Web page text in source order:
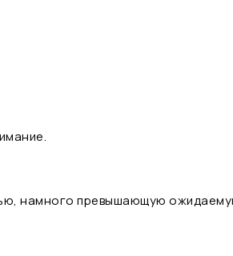
намного превышающую